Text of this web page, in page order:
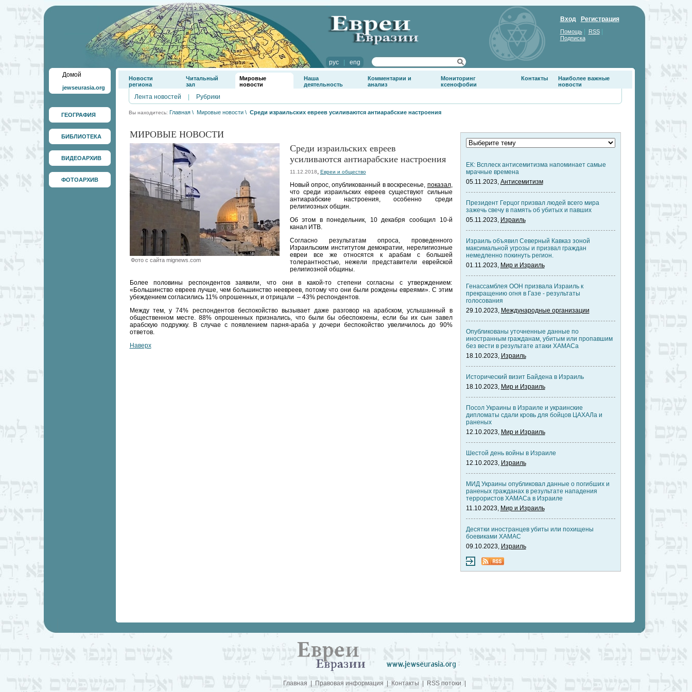
рус| eng
Вход Регистрация
Помощь| RSS|
Подписка
Домой
jewseurasia.org
ГЕОГРАФИЯ
БИБЛИОТЕКА
ВИДЕОАРХИВ
ФОТОАРХИВ
Новости
региона
Читальный
зал
Мировые
новости
Наша
деятельность
Комментарии и
анализ
Мониторинг
ксенофобии
Контакты
Наиболее важные
новости
Лента новостей Рубрики
Вы находитесь: Главная \ Мировые новости \ Среди израильских евреев усиливаются антиарабские настроения
МИРОВЫЕ НОВОСТИ
Фото с сайта mignews.com
Среди израильских евреев
усиливаются антиарабские настроения
11.12.2018, Евреи и общество
Новый опрос, опубликованный в воскресенье, показал,
что среди израильских евреев существуют сильные
антиарабские настроения, особенно среди
религиозных общин.
Об этом в понедельник, 10 декабря сообщил 10-й
канал ИТВ.
Согласно результатам опроса, проведенного
Израильским институтом демократии, нерелигиозные
евреи все же относятся к арабам с большей
толерантностью, нежели представители еврейской
религиозной общины.
Более половины респондентов заявили, что они в какой-то степени согласны с утверждением:
«Большинство евреев лучше, чем большинство неевреев, потому что они были рождены евреями». С этим
убеждением согласились 11% опрошенных, и отрицали – 43% респондентов.
Между тем, у 74% респондентов беспокойство вызывает даже разговор на арабском, услышанный в
общественном месте. 88% опрошенных признались, что были бы обеспокоены, если бы их сын завел
арабскую подружку. В случае с появлением парня-араба у дочери беспокойство увеличилось до 90%
ответов.
Наверх
ЕК: Всплеск антисемитизма напоминает самые
мрачные времена
05.11.2023, Антисемитизм
Президент Герцог призвал людей всего мира
зажечь свечу в память об убитых и павших
05.11.2023, Израиль
Израиль объявил Северный Кавказ зоной
максимальной угрозы и призвал граждан
немедленно покинуть регион.
01.11.2023, Мир и Израиль
Генассамблея ООН призвала Израиль к
прекращению огня в Газе - результаты
голосования
29.10.2023, Международные организации
Опубликованы уточненные данные по
иностранным гражданам, убитым или пропавшим
без вести в результате атаки ХАМАСа
18.10.2023, Израиль
Исторический визит Байдена в Израиль
18.10.2023, Мир и Израиль
Посол Украины в Израиле и украинские
дипломаты сдали кровь для бойцов ЦАХАЛа и
раненых
12.10.2023, Мир и Израиль
Шестой день войны в Израиле
12.10.2023, Израиль
МИД Украины опубликовал данные о погибших и
раненых гражданах в результате нападения
террористов ХАМАСа в Израиле
11.10.2023, Мир и Израиль
Десятки иностранцев убиты или похищены
боевиками ХАМАС
09.10.2023, Израиль
Главная Правовая информация Контакты RSS потоки